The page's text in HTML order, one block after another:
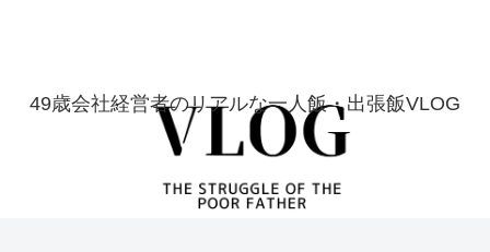
49歳会社経営者のリアルな一人飯・出張飯VLOG